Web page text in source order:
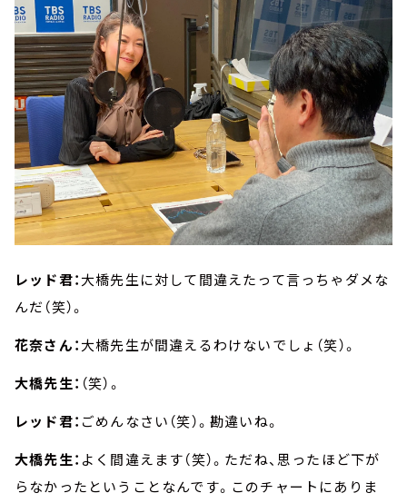
レッド君：大橋先生に対して間違えたって言っちゃダメな
んだ（笑）。
花奈さん：大橋先生が間違えるわけないでしょ（笑）。
大橋先生： （笑）。
レッド君： ごめんなさい（笑）。勘違いね。
大橋先生： よく間違えます（笑）。ただね、思ったほど下が
らなかったということなんです。このチャートにありま